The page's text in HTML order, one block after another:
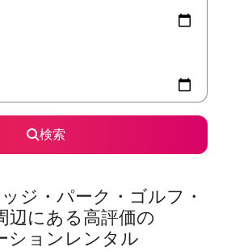
検索
ジ・パーク・ゴルフ・
辺⁠に⁠あ⁠る高⁠評⁠価⁠の
シ⁠ョ⁠ン⁠レ⁠ン⁠タ⁠ル